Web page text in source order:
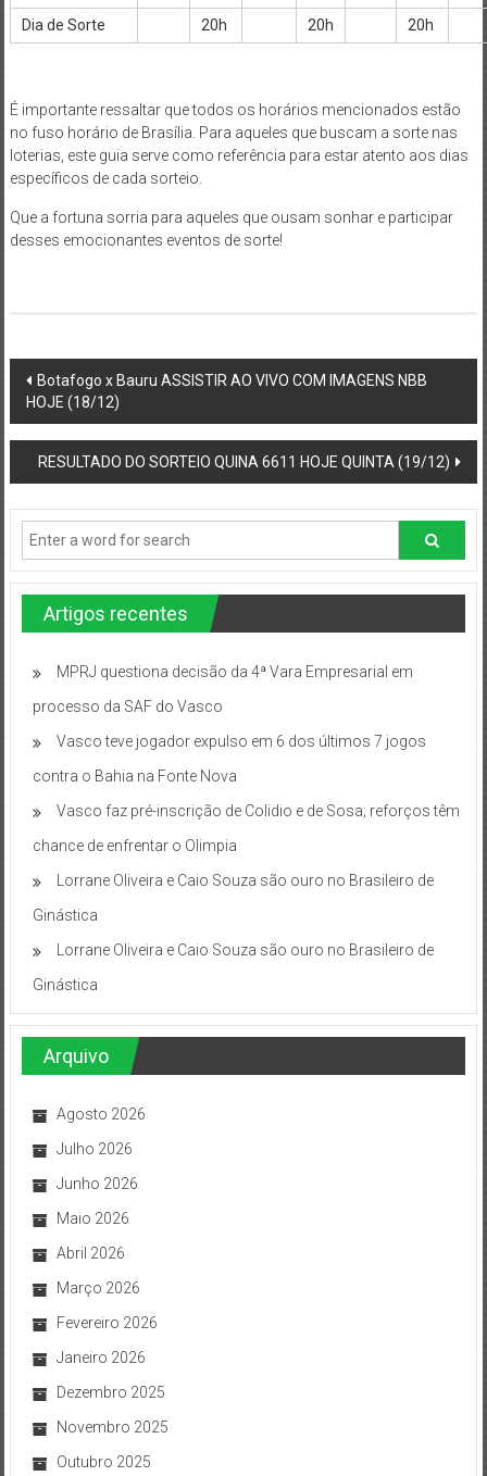
Dia de Sorte
20h 20h 20h
É importante ressaltar que todos os horários mencionados estão
no fuso horário de Brasília. Para aqueles que buscam a sorte nas
loterias, este guia serve como referência para estar atento aos dias
específicos de cada sorteio.
Que a fortuna sorria para aqueles que ousam sonhar e participar
desses emocionantes eventos de sorte!
Post
navigation
Botafogo x Bauru ASSISTIR AO VIVO COM IMAGENS NBB
HOJE (18/12)
RESULTADO DO SORTEIO QUINA 6611 HOJE QUINTA (19/12)
Artigos recentes
MPRJ questiona decisão da 4ª Vara Empresarial em
processo da SAF do Vasco
Vasco teve jogador expulso em 6 dos últimos 7 jogos
contra o Bahia na Fonte Nova
Vasco faz pré-inscrição de Colidio e de Sosa; reforços têm
chance de enfrentar o Olimpia
Lorrane Oliveira e Caio Souza são ouro no Brasileiro de
Ginástica
Lorrane Oliveira e Caio Souza são ouro no Brasileiro de
Ginástica
Arquivo
Agosto 2026
Julho 2026
Junho 2026
Maio 2026
Abril 2026
Março 2026
Fevereiro 2026
Janeiro 2026
Dezembro 2025
Novembro 2025
Outubro 2025